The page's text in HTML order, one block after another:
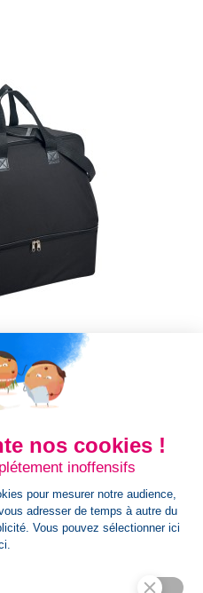
en polyester 600D, avec
sport/sac de voyage en
nos cookies !
inoffensifs
pour mesurer notre audience,
adresser de temps à autre du
Vous pouvez sélectionner ici